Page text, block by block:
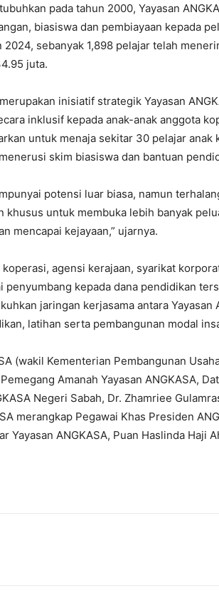
pada tahun 2000, Yayasan
biasiswa dan pembiayaan kepada
sebanyak 1,898 pelajar telah
juta.
inisiatif strategik Yayasan
inklusif kepada anak-anak anggota
untuk menaja sekitar 30 pelajar anak
skim biasiswa dan bantuan
potensi luar biasa, namun
khusus untuk membuka lebih banyak
mencapai kejayaan,” ujarnya.
agensi kerajaan, syarikat
kepada dana pendidikan
jaringan kerjasama antara Yayasan
latihan serta pembangunan modal
(wakil Kementerian Pembangunan
Amanah Yayasan ANGKASA,
Negeri Sabah, Dr. Zhamriee
merangkap Pegawai Khas Presiden
Yayasan ANGKASA, Puan Haslinda Haji